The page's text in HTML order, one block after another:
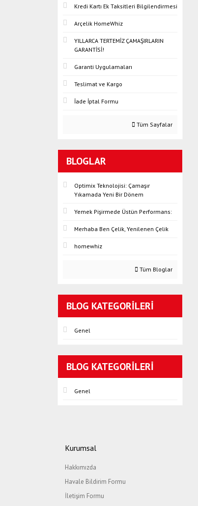
Kredi Kartı Ek Taksitleri Bilgilendirmesi
Arçelik HomeWhiz
YILLARCA TERTEMİZ ÇAMAŞIRLARIN
GARANTİSİ!
Garanti Uygulamaları
Teslimat ve Kargo
İade İptal Formu
Tüm Sayfalar
BLOGLAR
Optimix Teknolojisi: Çamaşır
Yıkamada Yeni Bir Dönem
Yemek Pişirmede Üstün Performans:
Merhaba Ben Çelik, Yenilenen Çelik
homewhiz
Tüm Bloglar
BLOG KATEGORILERI
Genel
BLOG KATEGORILERI
Genel
Kurumsal
Hakkımızda
Havale Bildirim Formu
İletişim Formu